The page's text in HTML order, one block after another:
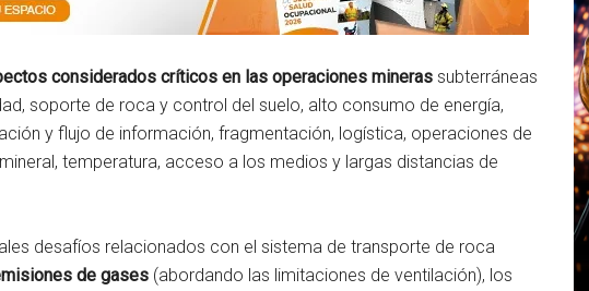
considerados críticos en las operaciones mineras subterráneas
soporte de roca y control del suelo, alto consumo de energía,
y flujo de información, fragmentación, logística, operaciones de
temperatura, acceso a los medios y largas distancias de
desafíos relacionados con el sistema de transporte de roca
de gases (abordando las limitaciones de ventilación), los